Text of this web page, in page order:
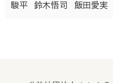
駿平 鈴木悟司 飯田愛実